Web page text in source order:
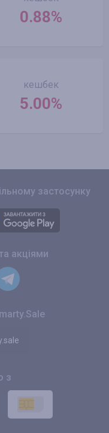
0.88%
кешбек
5.00%
застосунку
акціями
з